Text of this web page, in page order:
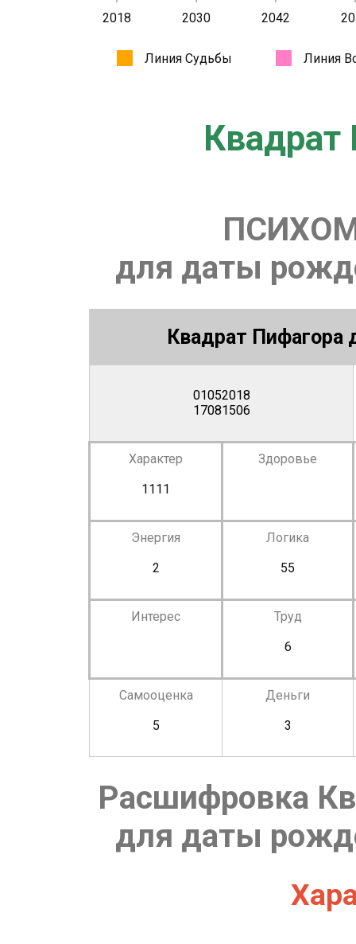
Квадрат
для даты
Квадрат Пифагора
01052018
17081506
Характер
1111
Здоровье
Энергия
2
Логика
55
Интерес
Труд
6
Самооценка
5
Деньги
3
Расшифровка
для даты